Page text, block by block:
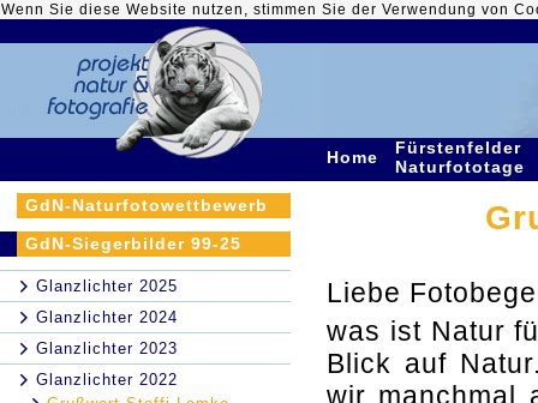
Wenn Sie diese Website nutzen, stimmen Sie der Verwendung von
Home
Fürstenfelder
Naturfototage
GdN-Naturfotowettbewerb
GdN-Siegerbilder 99-25
Glanzlichter 2025
Glanzlichter 2024
Glanzlichter 2023
Glanzlichter 2022
Liebe
was ist Natur
Blick auf
wir manchmal